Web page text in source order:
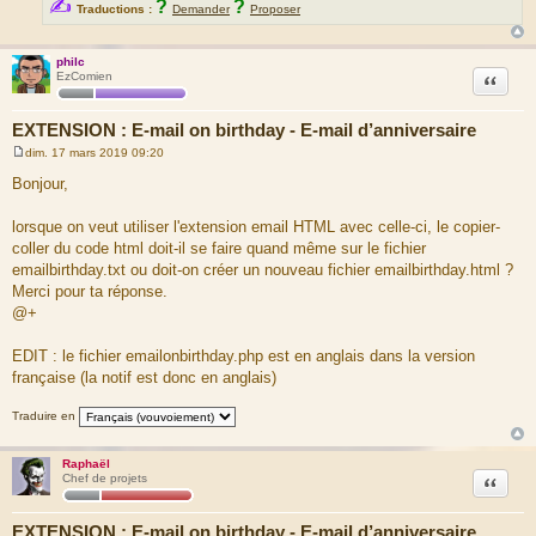
"([-−]?\d+[.,]0*)(\d+)" $1 |$2
# ordinal numbers
"ordf 1" première
"ordm? 1" premier
"ord[fm]? ([-−]?\d+)" $(ord:|$1)
ord:(.*)f \1vième # neuf
"ord:(.*[^ ]) *" \1ième # others
help Functions: ord (ordinal numbers)\nordf (feminine
ordinal numbers)\nordm (masculine ordinal numbers)
✍ Traductions : ? Demander ? Proposer
philc
EzComien
EXTENSION : E-mail on birthday - E-mail d’anniversaire
Citation
e
s
a
g
e
dim. 17 mars 2019 09:20
Bonjour,
lorsque on veut utiliser l'extension email HTML avec celle-ci, le copier-
coller du code html doit-il se faire quand même sur le fichier
emailbirthday.txt ou doit-on créer un nouveau fichier emailbirthday.html ?
Merci pour ta réponse.
@+
EDIT : le fichier emailonbirthday.php est en anglais dans la version
française (la notif est donc en anglais)
Traduire en
Raphaël
Chef de projets
Citation